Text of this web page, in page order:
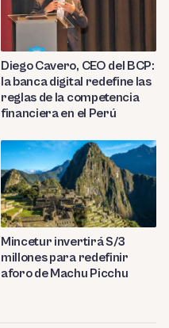
Diego Cavero, CEO del BCP:
la banca digital redefine las
reglas de la competencia
financiera en el Perú
Mincetur invertirá S/3
millones para redefinir
aforo de Machu Picchu